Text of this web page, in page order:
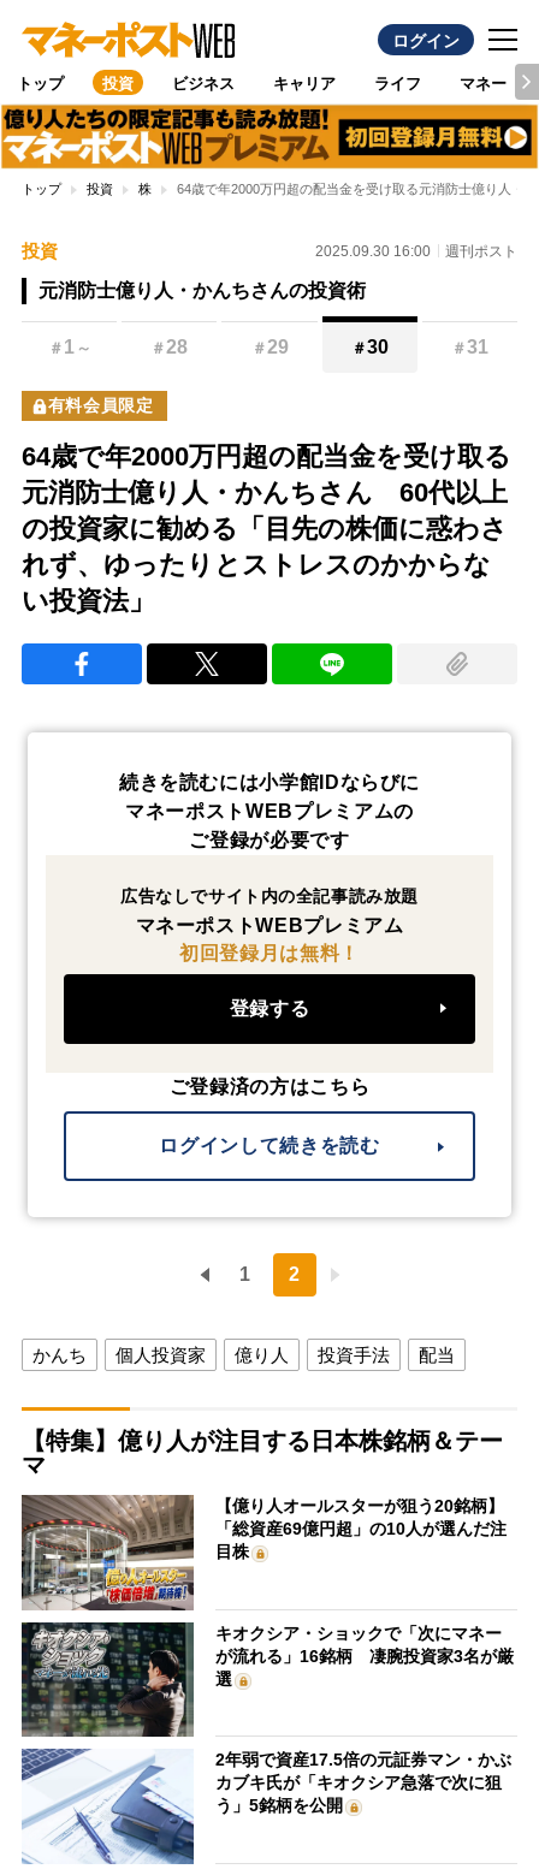
ログイン
トップ 投資 ビジネス キャリア ライフ マネー
トップ 投資 株 64歳で年2000万円超の配当金を受け取る元消防士億り人・
投資 2025.09.30 16:00 週刊ポスト
元消防士億り人・かんちさんの投資術
＃ 1 ～ ＃28 ＃29 ＃30 ＃31
有料会員限定
64歳で年2000万円超の配当金を受け取る
元消防士億り人・かんちさん 60代以上
の投資家に勧める「目先の株価に惑わさ
れず、ゆったりとストレスのかからな
い投資法」
続きを読むには小学館IDならびに
マネーポストWEBプレミアムの
ご登録が必要です
広告なしでサイト内の全記事読み放題
マネーポストWEBプレミアム
初回登録月は無料！
登録する
ご登録済の方はこちら
ログインして続きを読む
1 2
かんち 個人投資家 億り人 投資手法 配当
【特集】億り人が注目する日本株銘柄＆テー
マ
【億り人オールスターが狙う20銘柄】
「総資産69億円超」の10人が選んだ注
目株
キオクシア・ショックで「次にマネー
が流れる」16銘柄 凄腕投資家3名が厳
選
2年弱で資産17.5倍の元証券マン・かぶ
カブキ氏が「キオクシア急落で次に狙
う」5銘柄を公開